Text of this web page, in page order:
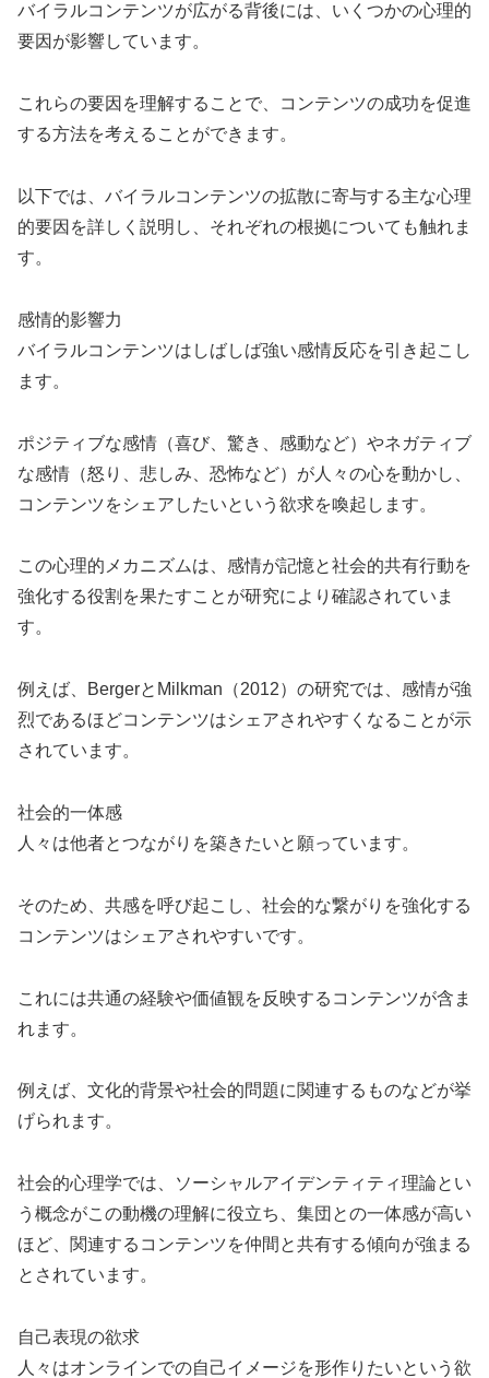
バイラルコンテンツが広がる背後には、いくつかの心理的
要因が影響しています。
これらの要因を理解することで、コンテンツの成功を促進
する方法を考えることができます。
以下では、バイラルコンテンツの拡散に寄与する主な心理
的要因を詳しく説明し、それぞれの根拠についても触れま
す。
感情的影響力
バイラルコンテンツはしばしば強い感情反応を引き起こし
ます。
ポジティブな感情（喜び、驚き、感動など）やネガティブ
な感情（怒り、悲しみ、恐怖など）が人々の心を動かし、
コンテンツをシェアしたいという欲求を喚起します。
この心理的メカニズムは、感情が記憶と社会的共有行動を
強化する役割を果たすことが研究により確認されていま
す。
例えば、BergerとMilkman（2012）の研究では、感情が強
烈であるほどコンテンツはシェアされやすくなることが示
されています。
社会的一体感
人々は他者とつながりを築きたいと願っています。
そのため、共感を呼び起こし、社会的な繋がりを強化する
コンテンツはシェアされやすいです。
これには共通の経験や価値観を反映するコンテンツが含ま
れます。
例えば、文化的背景や社会的問題に関連するものなどが挙
げられます。
社会的心理学では、ソーシャルアイデンティティ理論とい
う概念がこの動機の理解に役立ち、集団との一体感が高い
ほど、関連するコンテンツを仲間と共有する傾向が強まる
とされています。
自己表現の欲求
人々はオンラインでの自己イメージを形作りたいという欲